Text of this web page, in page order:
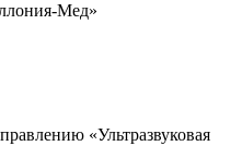
Мед»
«Ультразвуковая